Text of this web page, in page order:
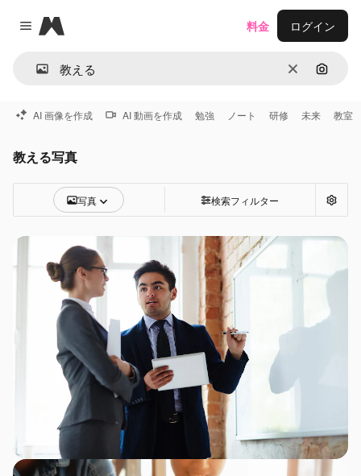
Close menu
Magnific
消去 画像で
料金 ログイン
AI 画像を作成 AI 動画を作成 勉強 ノート 研修 未来 教室
教える写真
写真 検索フィルター